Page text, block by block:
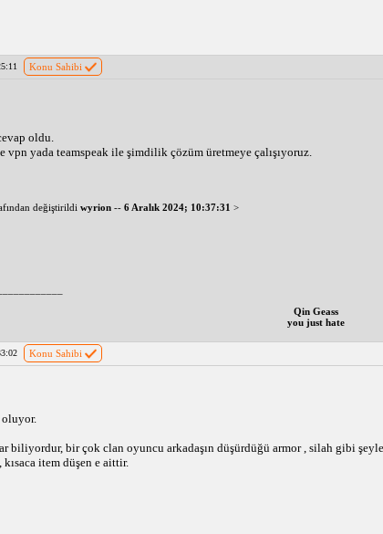
Konu Sahibi
oldu.
vpn yada teamspeak ile şimdilik çözüm üretmeye çalışıyoruz.
değiştirildi wyrion-- 6 Aralık 2024; 10:37:31 >
Qin Geass
you just hate
Konu Sahibi
oluyor.
biliyordur, bir çok clan oyuncu arkadaşın düşürdüğü armor , silah gibi
item düşen e aittir.